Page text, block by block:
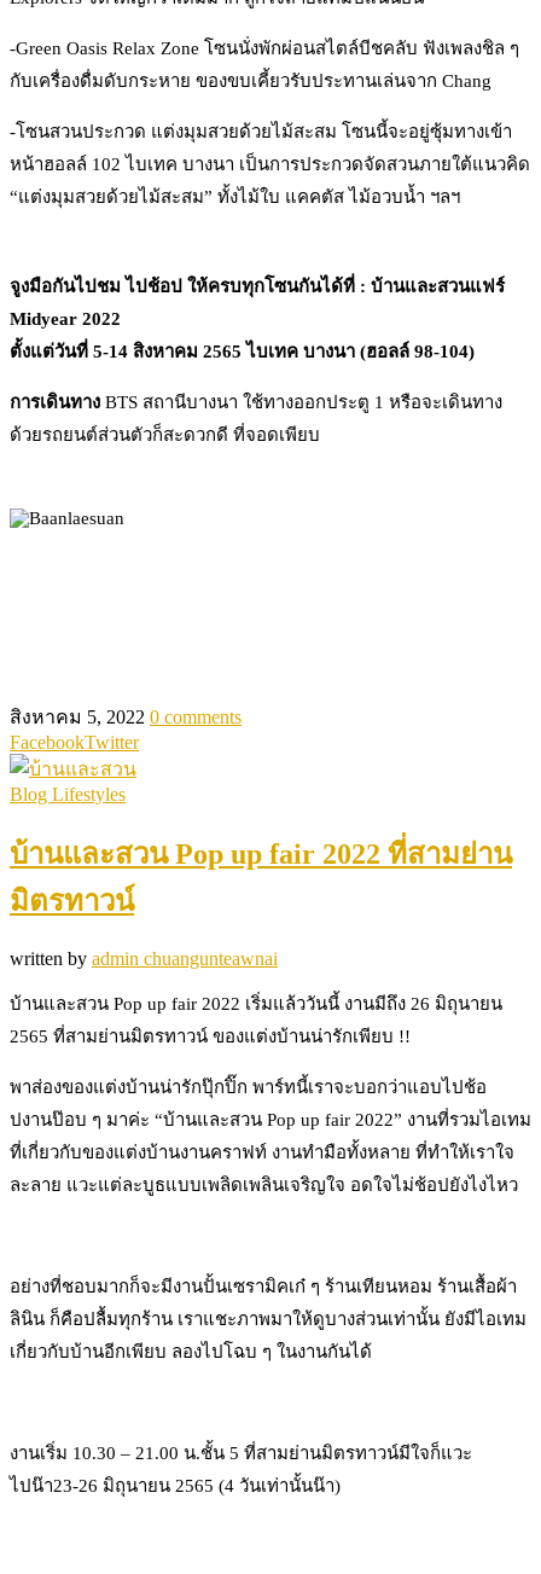
-Green Oasis Relax Zone โซนนั่งพักผ่อนสไตล์บีชคลับ ฟังเพลงชิล ๆ
กับเครื่องดื่มดับกระหาย ของขบเคี้ยวรับประทานเล่นจาก Chang
-โซนสวนประกวด แต่งมุมสวยด้วยไม้สะสม โซนนี้จะอยู่ซุ้มทางเข้า
หน้าฮอลล์ 102 ไบเทค บางนา เป็นการประกวดจัดสวนภายใต้แนวคิด
“แต่งมุมสวยด้วยไม้สะสม” ทั้งไม้ใบ แคคตัส ไม้อวบน้ำ ฯลฯ
จูงมือกันไปชม ไปช้อป ให้ครบทุกโซนกันได้ที่ : บ้านและสวนแฟร์
Midyear 2022
ตั้งแต่วันที่ 5-14 สิงหาคม 2565 ไบเทค บางนา (ฮอลล์ 98-104)
การเดินทาง BTS สถานีบางนา ใช้ทางออกประตู 1 หรือจะเดินทาง
ด้วยรถยนต์ส่วนตัวก็สะดวกดี ที่จอดเพียบ
สิงหาคม 5, 2022 0 comments
FacebookTwitter
Blog Lifestyles
บ้านและสวน Pop up fair 2022 ที่สามย่าน
มิตรทาวน์
written by admin chuangunteawnai
บ้านและสวน Pop up fair 2022 เริ่มแล้ววันนี้ งานมีถึง 26 มิถุนายน
2565 ที่สามย่านมิตรทาวน์ ของแต่งบ้านน่ารักเพียบ !!
พาส่องของแต่งบ้านน่ารักปุ๊กปิ๊ก พาร์ทนี้เราจะบอกว่าแอบไปช้อ
ปงานป๊อบ ๆ มาค่ะ “บ้านและสวน Pop up fair 2022” งานที่รวมไอเทม
ที่เกี่ยวกับของแต่งบ้านงานคราฟท์ งานทำมือทั้งหลาย ที่ทำให้เราใจ
ละลาย แวะแต่ละบูธแบบเพลิดเพลินเจริญใจ อดใจไม่ช้อปยังไงไหว
อย่างที่ชอบมากก็จะมีงานปั้นเซรามิคเก๋ ๆ ร้านเทียนหอม ร้านเสื้อผ้า
ลินิน ก็คือปลื้มทุกร้าน เราแชะภาพมาให้ดูบางส่วนเท่านั้น ยังมีไอเทม
เกี่ยวกับบ้านอีกเพียบ ลองไปโฉบ ๆ ในงานกันได้
งานเริ่ม 10.30 – 21.00 น.ชั้น 5 ที่สามย่านมิตรทาวน์มีใจก็แวะ
ไปน๊า23-26 มิถุนายน 2565 (4 วันเท่านั้นน๊า)